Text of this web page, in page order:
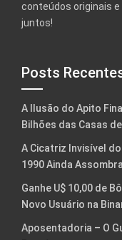
conteúdos originais
juntos!
Posts
A Ilusão do Apito
Bilhões das Casas
A Cicatriz Invisível
1990 Ainda
Ganhe U$ 10,00 de
Novo Usuário na
Aposentadoria – O